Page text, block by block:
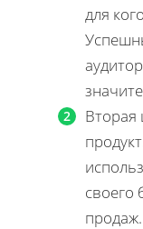
для
Вторая
своего